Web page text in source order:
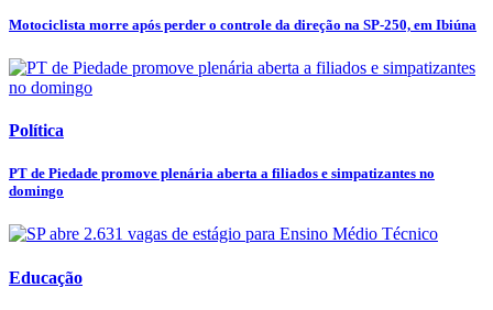
Motociclista morre após perder o controle da direção na SP-250, em Ibiúna
Política
PT de Piedade promove plenária aberta a filiados e simpatizantes no
domingo
Educação